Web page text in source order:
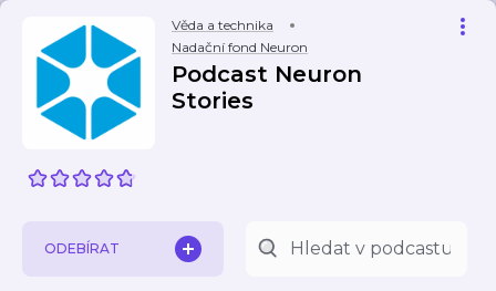
Věda a technika
Nadační fond Neuron
Podcast Neuron
Stories
ODEBÍRAT